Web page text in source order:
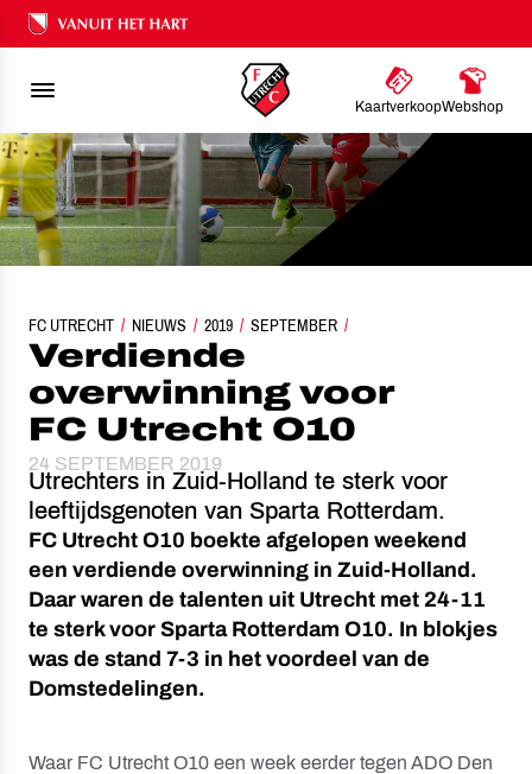
Ons nalatenschap
KaartverkoopWebshop
FC UTRECHT NIEUWS 2019 SEPTEMBER
VERDIENDE OVERWINNING VOOR FC UTRECHT O10
Verdiende
overwinning voor
FC Utrecht O10
24 SEPTEMBER 2019
Utrechters in Zuid-Holland te sterk voor
leeftijdsgenoten van Sparta Rotterdam.
FC Utrecht O10 boekte afgelopen weekend
een verdiende overwinning in Zuid-Holland.
Daar waren de talenten uit Utrecht met 24-11
te sterk voor Sparta Rotterdam O10. In blokjes
was de stand 7-3 in het voordeel van de
Domstedelingen.
Waar FC Utrecht O10 een week eerder tegen ADO Den